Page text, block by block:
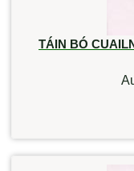
TÁIN BÓ